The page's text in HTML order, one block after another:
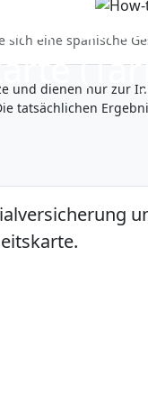
sich eine spanische
und dienen nur zur
tatsächlichen